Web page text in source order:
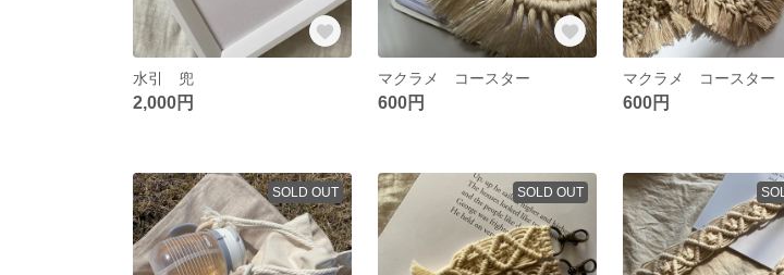
水引 兜
2,000円
マクラメ コースター
600円
マクラメ コースター
600円
SOLD OUT SOLD OUT